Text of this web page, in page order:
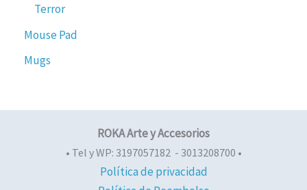
Terror
Mouse Pad
Mugs
ROKA Arte y Accesorios
• Tel y WP: 3197057182 - 3013208700 •
Política de privacidad